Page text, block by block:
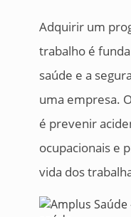
Adquirir um
trabalho é
saúde e a
uma empresa.
é prevenir
ocupacionais e
vida dos